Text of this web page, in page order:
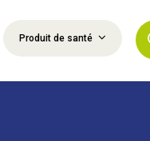
Produit de santé